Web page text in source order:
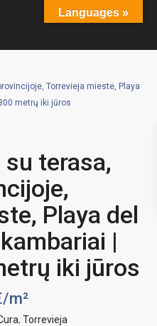
Torrevieja mieste, Playa
metrų iki jūros
terasa,
Playa del
|
iki jūros
m²
, Torrevieja
Languages »